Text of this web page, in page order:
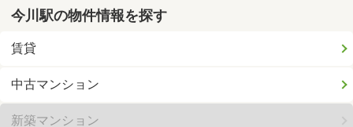
今川駅の物件情報を探す
賃貸
中古マンション
新築マンション